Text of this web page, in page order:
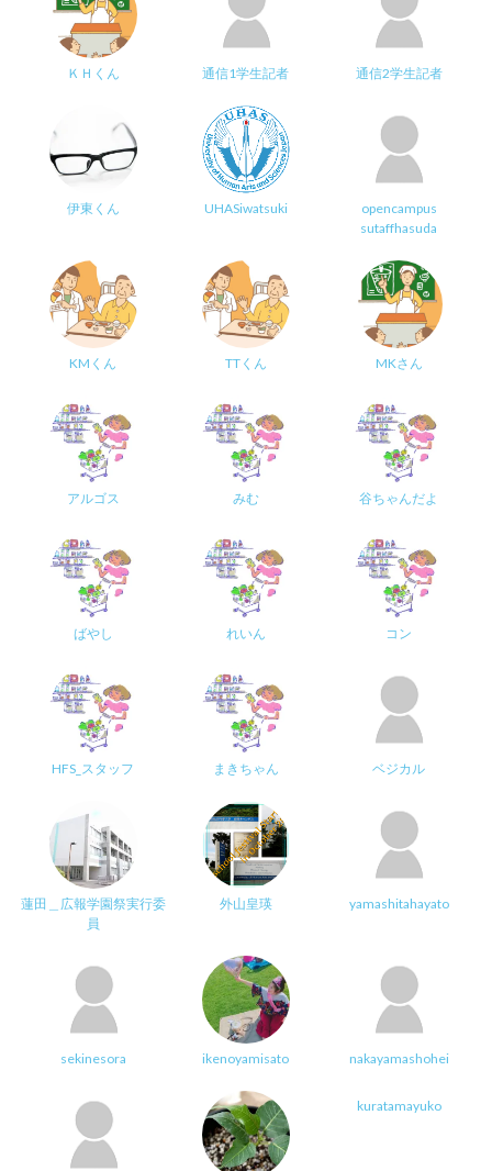
ＫＨくん 通信1学生記者 通信2学生記者
伊東くん UHASiwatsuki
opencampus
sutaffhasuda
KMくん TTくん MKさん
アルゴス みむ 谷ちゃんだよ
ばやし れいん コン
HFS_スタッフ まきちゃん ベジカル
蓮田＿広報学園祭実行委
員
外山皇瑛 yamashitahayato
sekinesora ikenoyamisato nakayamashohei
kuratamayuko